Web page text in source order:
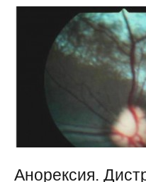
Анорексия.